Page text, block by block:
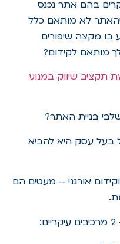
בהם אתר נכנס
לא מותאם כלל
מקצה שיפורים
מותאם לקידום?
תקציב שיווק במנוע
בניית האתר?
עסק היא להביא
וקידום אורגני – מעטים הם